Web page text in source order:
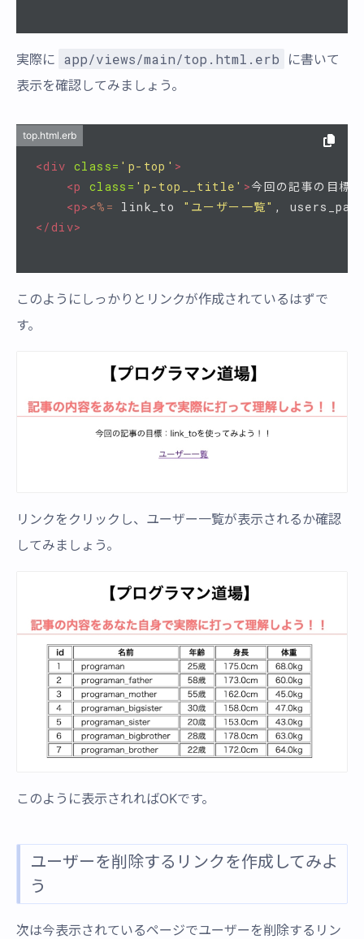
実際に app/views/main/top.html.erb
に書いて
表示を確認してみましょう。
top.html.erb
<div class= 'p-top' >
<p
class= 'p-top__title' >今回の記事の目標：
<p> <%= link_to "ユーザー一覧" ,
</div>
このようにしっかりとリンクが作成されているはずで
す。
リンクをクリックし、ユーザー一覧が表示されるか確認
してみましょう。
このように表示されればOKです。
ユーザーを削除するリンクを作成してみよ
う
次は今表示されているページでユーザーを削除するリン